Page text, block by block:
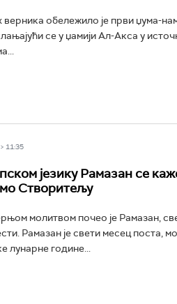
обележило је први џума-
се у џамији Ал-Акса у
11:35
језику Рамазан се
Створитељу
молитвом почео је Рамазан,
Рамазан је свети месец поста,
лунарне године...